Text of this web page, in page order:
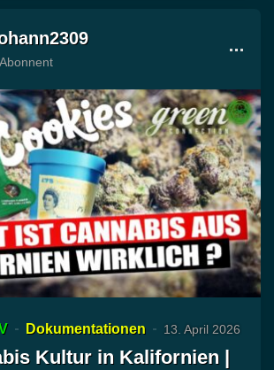
Abonnent
Dokumentationen 13. April 2026
Kultur in Kalifornien |